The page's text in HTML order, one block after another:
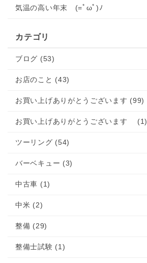
気温の高い年末 (=ﾟωﾟ)ﾉ
カテゴリ
ブログ (53)
お店のこと (43)
お買い上げありがとうございます (99)
お買い上げありがとうございます (1)
ツーリング (54)
バーベキュー (3)
中古車 (1)
中米 (2)
整備 (29)
整備士試験 (1)